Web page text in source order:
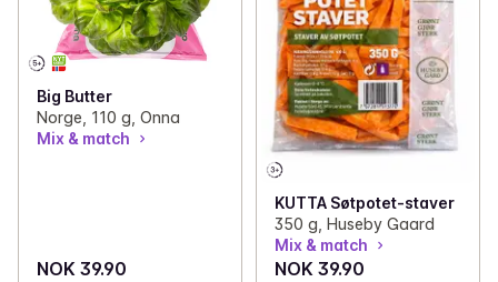
Big Butter
Norge, 110 g, Onna
Mix & match
NOK 39.90
KUTTA Søtpotet-staver
350 g, Huseby Gaard
Mix & match
NOK 39.90